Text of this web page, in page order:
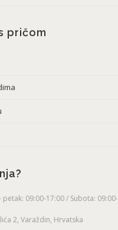
pričom
petak: 09:00-17:00 / Subota:
2, Varaždin, Hrvatska